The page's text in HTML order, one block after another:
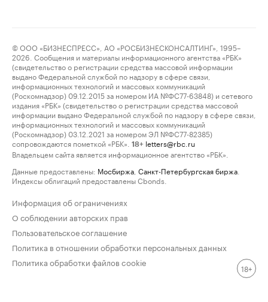
© ООО «БИЗНЕСПРЕСС», АО «РОСБИЗНЕСКОНСАЛТИНГ», 1995–
2026. Сообщения и материалы информационного агентства «РБК»
(свидетельство о регистрации средства массовой информации
выдано Федеральной службой по надзору в сфере связи,
информационных технологий и массовых коммуникаций
(Роскомнадзор) 09.12.2015 за номером ИА №ФС77-63848) и сетевого
издания «РБК» (свидетельство о регистрации средства массовой
информации выдано Федеральной службой по надзору в сфере связи,
информационных технологий и массовых коммуникаций
(Роскомнадзор) 03.12.2021 за номером ЭЛ №ФС77-82385)
сопровождаются пометкой «РБК».
18+ letters@rbc.ru
Владельцем сайта является информационное агентство «РБК».
Данные предоставлены: Мосбиржа Санкт-Петербургская биржа
Индексы облигаций предоставлены Cbonds.
Информация об ограничениях
О соблюдении авторских прав
Пользовательское соглашение
Политика в отношении обработки персональных данных
Политика обработки файлов cookie
18+